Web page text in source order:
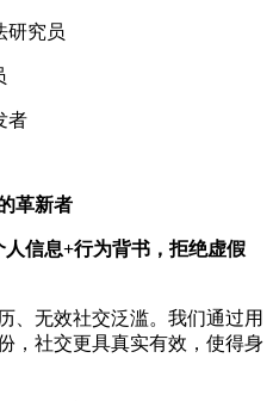
研究员
者
革新者
人信息+行为背书 ， 拒绝虚假
、无效社交泛滥。我们通过用
，社交更具真实有效，使得身